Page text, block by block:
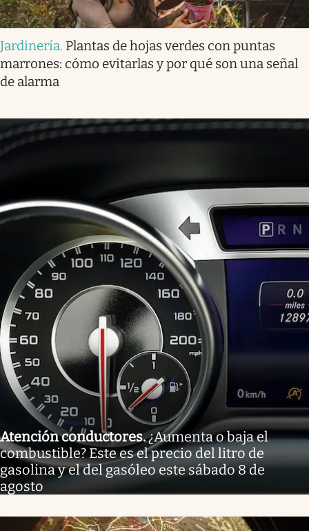
Jardinería. Plantas de hojas verdes con puntas
marrones: cómo evitarlas y por qué son una señal
de alarma
Atención conductores.¿Aumenta o baja el
combustible? Este es el precio del litro de
gasolina y el del gasóleo este sábado 8 de
agosto